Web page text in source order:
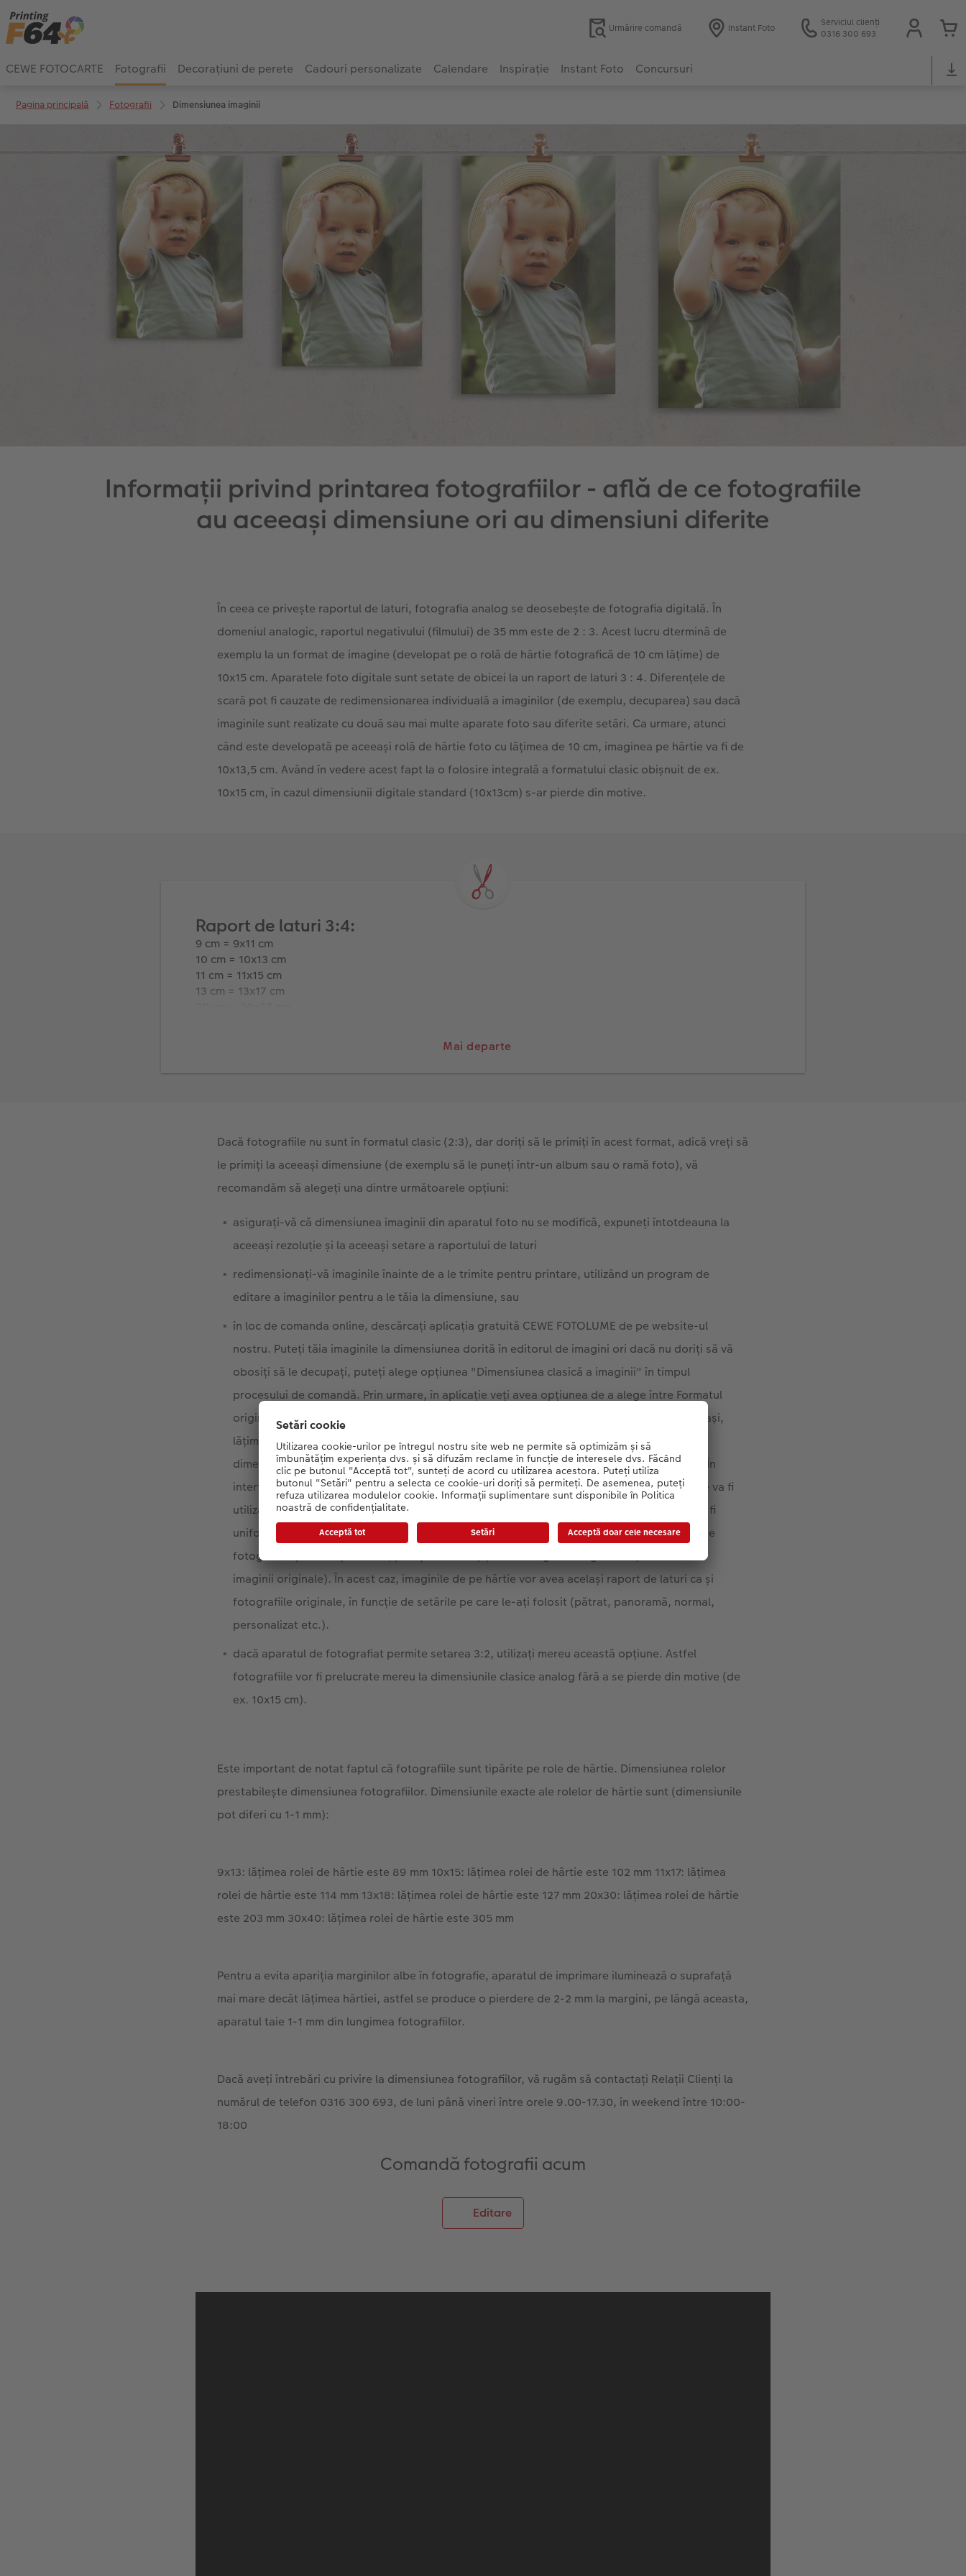
Urmărire comandă Instant Foto
Serviciul clienți
0316 300 693
CEWE FOTOCARTE Fotografii Decorațiuni de perete Cadouri personalizate Calendare Inspirație Instant Foto Concursuri
Pagina principală Fotografii Dimensiunea imaginii
Informații privind printarea fotografiilor - află de ce fotografiile
au aceeași dimensiune ori au dimensiuni diferite
În ceea ce privește raportul de laturi, fotografia analog se deosebește de fotografia digitală. În
domeniul analogic, raportul negativului (filmului) de 35 mm este de 2 : 3. Acest lucru dtermină de
exemplu la un format de imagine (developat pe o rolă de hârtie fotografică de 10 cm lățime) de
10x15 cm. Aparatele foto digitale sunt setate de obicei la un raport de laturi 3 : 4. Diferențele de
scară pot fi cauzate de redimensionarea individuală a imaginilor (de exemplu, decuparea) sau dacă
imaginile sunt realizate cu două sau mai multe aparate foto sau diferite setări. Ca urmare, atunci
când este developată pe aceeași rolă de hârtie foto cu lățimea de 10 cm, imaginea pe hârtie va fi de
10x13,5 cm. Având în vedere acest fapt la o folosire integrală a formatului clasic obișnuit de ex.
10x15 cm, în cazul dimensiunii digitale standard (10x13cm) s-ar pierde din motive.
Mai departe
Raport de laturi 3:4:
9 cm = 9x11 cm
10 cm = 10x13 cm
11 cm = 11x15 cm
13 cm = 13x17 cm
Dacă fotografiile nu sunt în formatul clasic (2:3), dar doriți să le primiți în acest format, adică vreți să
le primiți la aceeași dimensiune (de exemplu să le puneți într-un album sau o ramă foto), vă
recomandăm să alegeți una dintre următoarele opțiuni:
asigurați-vă că dimensiunea imaginii din aparatul foto nu se modifică, expuneți întotdeauna la
aceeași rezoluție și la aceeași setare a raportului de laturi
redimensionați-vă imaginile înainte de a le trimite pentru printare, utilizând un program de
editare a imaginilor pentru a le tăia la dimensiune, sau
în loc de comanda online, descărcați aplicația gratuită CEWE FOTOLUME de pe website-ul
nostru. Puteți tăia imaginile la dimensiunea dorită în editorul de imagini ori dacă nu doriți să vă
obosiți să le decupați, puteți alege opțiunea "Dimensiunea clasică a imaginii" în timpul
procesului de comandă. Prin urmare, în aplicație veți avea opțiunea de a alege între Formatul
original (întregul motiv va fi printat pe hârtia foto, dar dacă raportul de laturi nu este același,
lățimea poate varia) sau Dimensiunea clasică a imaginii 2:3 (imaginile vor avea aceeași
dimensiune, dar dacă raportul de aspect a fost variabil, unele fotografii pot fi decupate). În
interfața de redare a imaginilor (atât în software cât și online), o zonă cu dungi încrucișate va fi
utilizată pentru a indica partea care va fi dtăiată din fotografii. Doar astfel fotografiile vor fi
uniforme și de dimensiuni standard. Dacă este mai important ca toate motivele să apară pe
fotografiile printate pe hârtie, puteți selecta opțiunea "Original image size" (Dimensiunea
imaginii originale). În acest caz, imaginile de pe hârtie vor avea același raport de laturi ca și
fotografiile originale, în funcție de setările pe care le-ați folosit (pătrat, panoramă, normal,
personalizat etc.).
dacă aparatul de fotografiat permite setarea 3:2, utilizați mereu această opțiune. Astfel
fotografiile vor fi prelucrate mereu la dimensiunile clasice analog fără a se pierde din motive (de
ex. 10x15 cm).
Este important de notat faptul că fotografiile sunt tipărite pe role de hârtie. Dimensiunea rolelor
prestabileşte dimensiunea fotografiilor. Dimensiunile exacte ale rolelor de hârtie sunt (dimensiunile
pot diferi cu 1-1 mm):
9x13: lăţimea rolei de hârtie este 89 mm 10x15: lăţimea rolei de hârtie este 102 mm 11x17: lăţimea
rolei de hârtie este 114 mm 13x18: lăţimea rolei de hârtie este 127 mm 20x30: lăţimea rolei de hârtie
este 203 mm 30x40: lăţimea rolei de hârtie este 305 mm
Pentru a evita apariţia marginilor albe în fotografie, aparatul de imprimare iluminează o suprafaţă
mai mare decât lăţimea hârtiei, astfel se produce o pierdere de 2-2 mm la margini, pe lângă aceasta,
aparatul taie 1-1 mm din lungimea fotografiilor.
Dacă aveți întrebări cu privire la dimensiunea fotografiilor, vă rugăm să contactați Relații Clienți la
numărul de telefon 0316 300 693, de luni până vineri între orele 9.00-17.30, în weekend între 10:00-
18:00
Comandă fotografii acum
Editare